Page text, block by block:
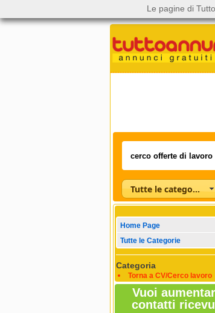
Tutte le categorie
Home Page
Tutte le Categorie
Categoria
Torna a CV/Cerco lavoro
Vuoi
contatti
Le pagine di